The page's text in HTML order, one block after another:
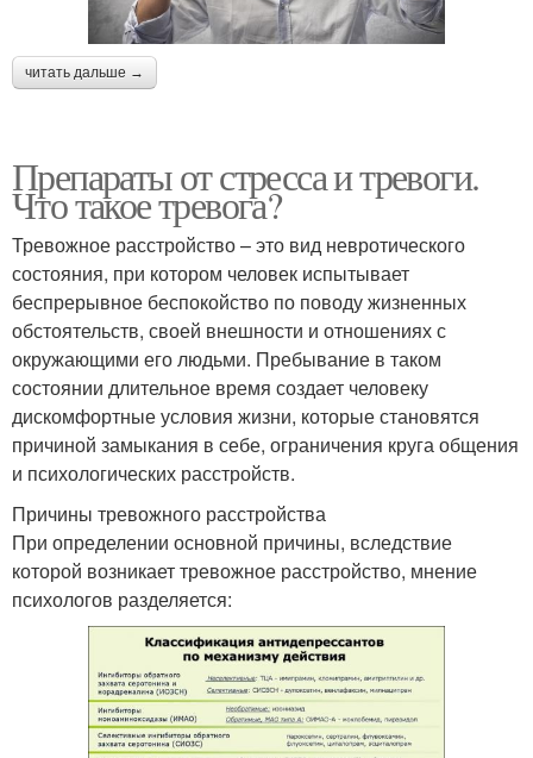
читать дальше →
Препараты от стресса и тревоги.
Что такое тревога?
Тревожное расстройство – это вид невротического
состояния, при котором человек испытывает
беспрерывное беспокойство по поводу жизненных
обстоятельств, своей внешности и отношениях с
окружающими его людьми. Пребывание в таком
состоянии длительное время создает человеку
дискомфортные условия жизни, которые становятся
причиной замыкания в себе, ограничения круга общения
и психологических расстройств.
Причины тревожного расстройства
При определении основной причины, вследствие
которой возникает тревожное расстройство, мнение
психологов разделяется: